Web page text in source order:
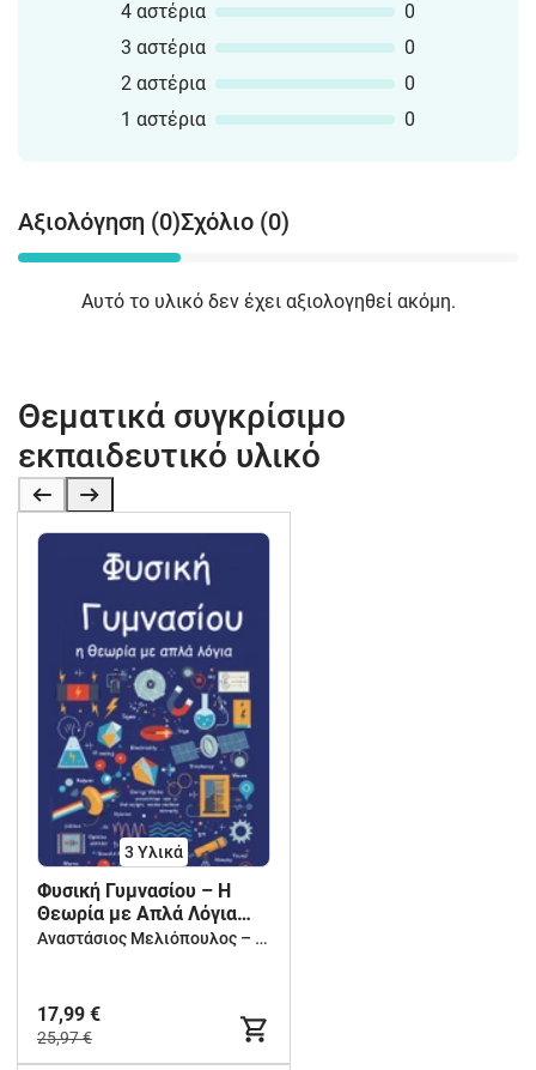
4 αστέρια
0
3 αστέρια
0
2 αστέρια
0
1 αστέρια
0
Αξιολόγηση (0)Σχόλιο (0)
Αυτό το υλικό δεν έχει αξιολογηθεί ακόμη.
Θεματικά συγκρίσιμο
εκπαιδευτικό υλικό
3 Υλικά
Φυσική Γυμνασίου – Η
Θεωρία με Απλά Λόγια
(Α’–Β’–Γ’)
Αναστάσιος Μελιόπουλος – Δημιουργική Μάθηση για Νηπιαγωγείο, Δημοτικό & Γυμνάσιο
17,99 €
25,97 €